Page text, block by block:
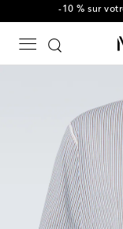
-10 % sur